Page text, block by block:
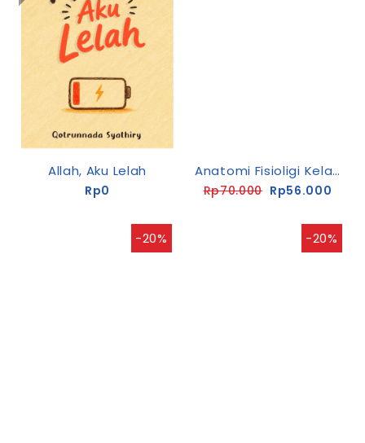
Allah, Aku Lelah
Rp0
Anatomi Fisioligi Kelas X SMK-C2 [K13-Rev]
Rp70.000 Rp56.000
-20% -20%